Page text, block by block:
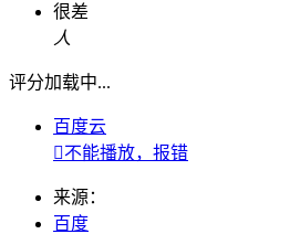
很差
人
评分加载中...
百度云
不能播放，报错
来源：
百度